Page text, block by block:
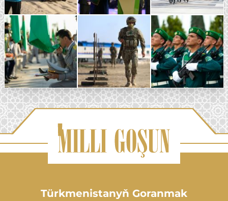
Türkmenistanyň Goranmak